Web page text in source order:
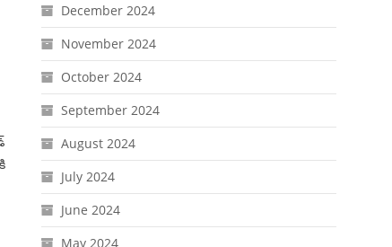
December 2024
November 2024
October 2024
September 2024
August 2024
July 2024
June 2024
May 2024